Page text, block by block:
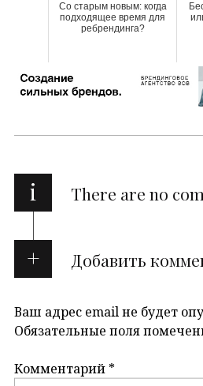
Со старым новым: когда
подходящее время для
ребрендинга?
i There are no
Добавить
Ваш адрес email не будет
Обязательные поля
Комментарий *